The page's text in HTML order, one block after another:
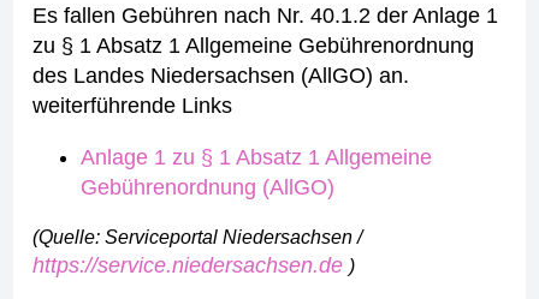
Es fallen Gebühren nach Nr. 40.1.2 der Anlage 1
zu § 1 Absatz 1 Allgemeine Gebührenordnung
des Landes Niedersachsen (AllGO) an.
weiterführende Links
Anlage 1 zu § 1 Absatz 1 Allgemeine
Gebührenordnung (AllGO)
(Quelle: Serviceportal Niedersachsen /
https://service.niedersachsen.de )